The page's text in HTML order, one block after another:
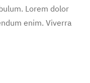
Lorem dolor
enim. Viverra